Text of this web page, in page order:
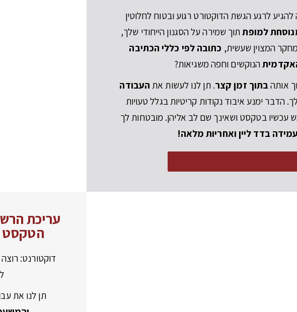
להגיע לרגע הגשת הדוקטורט רגוע ובטוח לחלוטין
למופתתוך שמירה על הסגנון הייחודי שלך,
המצוין שעשית, כתובה לפי כללי הכתיבה
הנוקשים וחפה משגיאות?
אותה בתוך זמן קצר. תן לנו לעשות את העבודה
הדבר ימנע איבוד נקודות קריטיות בגלל טעויות
עכשיו בטקסט ושאינך שם לב אליהן. מובטחות לך
עמידה בדד ליין ואחריות מלאה!
עריכת
הטקסט
דוקטורנט:
תן לנו את